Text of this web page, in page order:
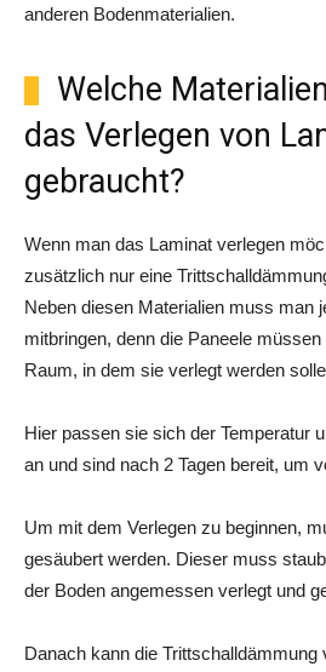
anderen Bodenmaterialien.
Welche
das Verlegen von
gebraucht?
Wenn man das Laminat verlegen
zusätzlich nur eine
Neben diesen Materialien muss man
mitbringen, denn die Paneele
Raum, in dem sie verlegt werden
Hier passen sie sich der Temperatur
an und sind nach 2 Tagen bereit, um
Um mit dem Verlegen zu beginnen,
gesäubert werden. Dieser muss
der Boden angemessen verlegt und
Danach kann die Trittschalldämmung